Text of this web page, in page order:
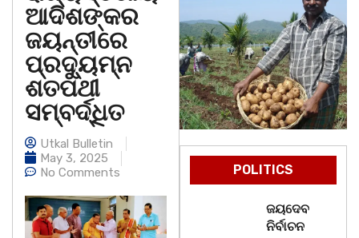
ଆଦିଶଙ୍କର
ଜୟନ୍ତୀରେ
ପ୍ରଦୁ୍ୟମ୍ନ
ଶତପଥୀ
ସମ୍ବର୍ଦ୍ଧିତ
Utkal Bulletin
May 3, 2025
No Comments
POLITICS
ଜୟଦେବ
ନିର୍ବାଚନ